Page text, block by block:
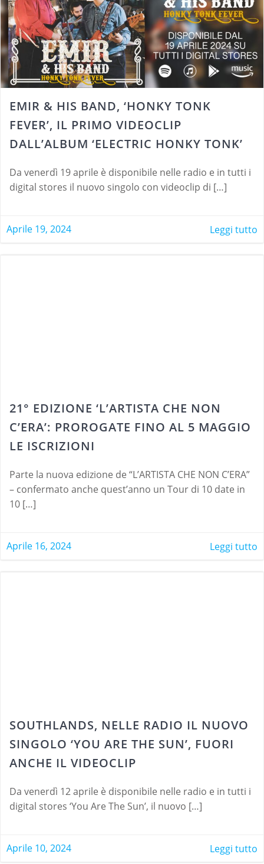
EMIR & HIS BAND, ‘HONKY TONK
FEVER’, IL PRIMO VIDEOCLIP
DALL’ALBUM ‘ELECTRIC HONKY TONK’
Da venerdì 19 aprile è disponibile nelle radio e in tutti i
digital stores il nuovo singolo con videoclip di […]
Aprile 19, 2024 Leggi tutto
21° EDIZIONE ‘L’ARTISTA CHE NON
C’ERA’: PROROGATE FINO AL 5 MAGGIO
LE ISCRIZIONI
Parte la nuova edizione de “L’ARTISTA CHE NON C’ERA”
– confermato anche quest’anno un Tour di 10 date in
10 […]
Aprile 16, 2024 Leggi tutto
SOUTHLANDS, NELLE RADIO IL NUOVO
SINGOLO ‘YOU ARE THE SUN’, FUORI
ANCHE IL VIDEOCLIP
Da venerdì 12 aprile è disponibile nelle radio e in tutti i
digital stores ‘You Are The Sun’, il nuovo […]
Aprile 10, 2024 Leggi tutto